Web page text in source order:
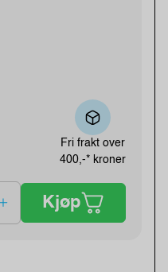
Fri frakt over
400,-* kroner
Kjøp